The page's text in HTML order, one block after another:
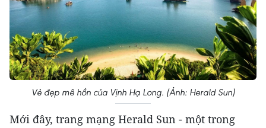
Vẻ đẹp mê hồn của Vịnh Hạ Long. (Ảnh: Herald Sun)
Mới đây, trang mạng Herald Sun - một trong